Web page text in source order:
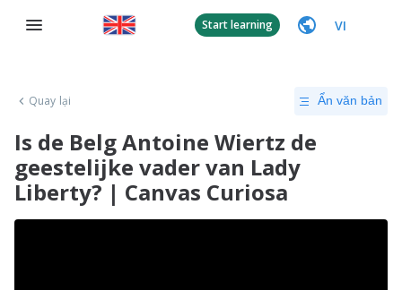
Start learning VI
Quay lại Ẩn văn bản
Is de Belg Antoine Wiertz de
geestelijke vader van Lady
Liberty? | Canvas Curiosa